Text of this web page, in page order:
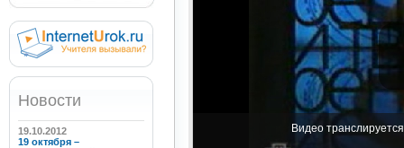
Новости
19.10.2012
19 октября –
Видео